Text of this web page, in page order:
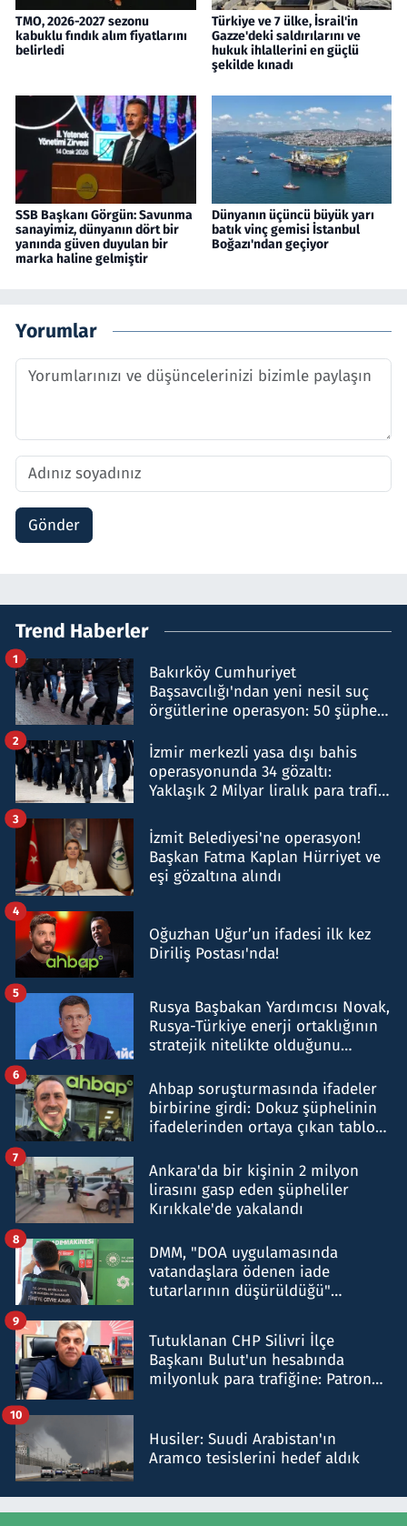
TMO, 2026-2027 sezonu
kabuklu fındık alım fiyatlarını
belirledi
Türkiye ve 7 ülke, İsrail'in
Gazze'deki saldırılarını ve
hukuk ihlallerini en güçlü
şekilde kınadı
SSB Başkanı Görgün: Savunma
sanayimiz, dünyanın dört bir
yanında güven duyulan bir
marka haline gelmiştir
Dünyanın üçüncü büyük yarı
batık vinç gemisi İstanbul
Boğazı'ndan geçiyor
Yorumlar
Gönder
Trend Haberler
Bakırköy Cumhuriyet
Başsavcılığı'ndan yeni nesil suç
örgütlerine operasyon: 50 şüpheli
1
İzmir merkezli yasa dışı bahis
operasyonunda 34 gözaltı:
Yaklaşık 2 Milyar liralık para trafiği
2
İzmit Belediyesi'ne operasyon!
Başkan Fatma Kaplan Hürriyet ve
eşi gözaltına alındı
3
Oğuzhan Uğur’un ifadesi ilk kez
Diriliş Postası'nda!
4
Rusya Başbakan Yardımcısı Novak,
Rusya-Türkiye enerji ortaklığının
stratejik nitelikte olduğunu
5
Ahbap soruşturmasında ifadeler
birbirine girdi: Dokuz şüphelinin
ifadelerinden ortaya çıkan tablo
6
Ankara'da bir kişinin 2 milyon
lirasını gasp eden şüpheliler
Kırıkkale'de yakalandı
7
DMM, "DOA uygulamasında
vatandaşlara ödenen iade
tutarlarının düşürüldüğü"
8
Tutuklanan CHP Silivri İlçe
Başkanı Bulut'un hesabında
milyonluk para trafiğine: Patron
9
Husiler: Suudi Arabistan'ın
Aramco tesislerini hedef aldık
10